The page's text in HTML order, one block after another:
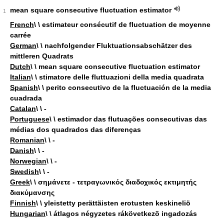
1
mean square consecutive fluctuation estimator
French\ \ estimateur consécutif de fluctuation de moyenne
carrée
German\ \ nachfolgender Fluktuationsabschätzer des
mittleren Quadrats
Dutch\ \ mean square consecutive fluctuation estimator
Italian\ \ stimatore delle fluttuazioni della media quadrata
Spanish\ \ perito consecutivo de la fluctuación de la media
cuadrada
Catalan\ \ -
Portuguese\ \ estimador das flutuações consecutivas das
médias dos quadrados das diferenças
Romanian\ \ -
Danish\ \ -
Norwegian\ \ -
Swedish\ \ -
Greek\ \ σημάνετε - τετραγωνικός διαδοχικός εκτιμητής
διακύμανσης
Finnish\ \ yleistetty perättäisten erotusten keskineliö
Hungarian\ \ átlagos négyzetes rákövetkezõ ingadozás